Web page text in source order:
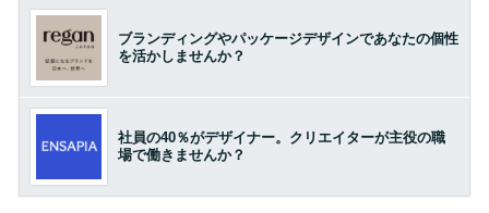
ブランディングやパッケージデザインであなたの個性
を活かしませんか？
社員の40％がデザイナー。クリエイターが主役の職
場で働きませんか？